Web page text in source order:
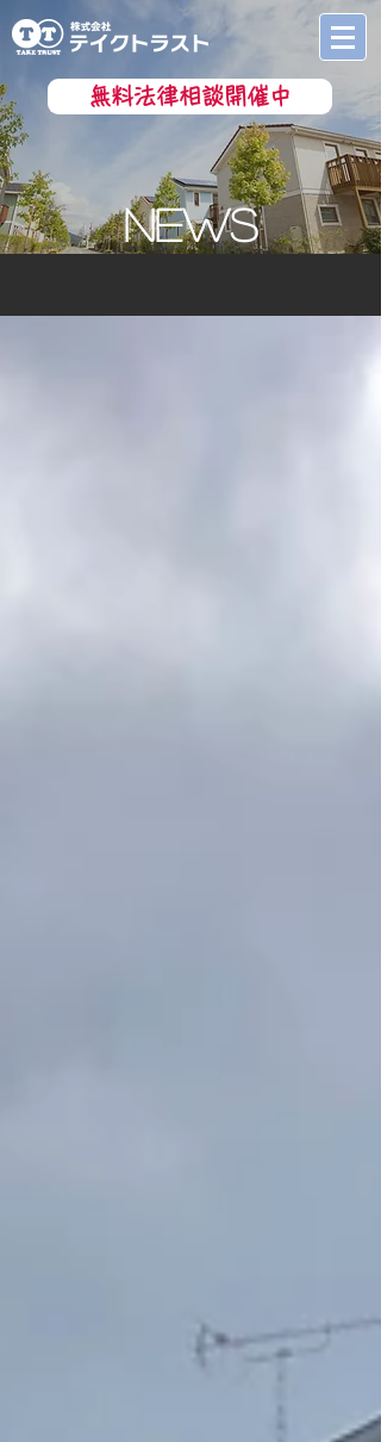
無料法律相談開催中
nEWS